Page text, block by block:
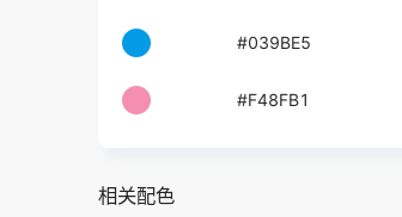
#039BE5
#F48FB1
相关配色